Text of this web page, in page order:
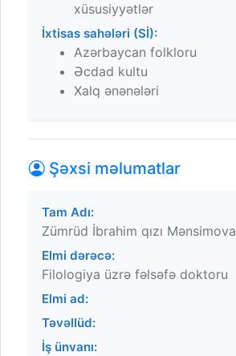
xüsusiyyətlər
İxtisas sahələri (Sİ):
Azərbaycan folkloru
Əcdad kultu
Xalq ənənələri
Şəxsi məlumatlar
Tam Adı:
Zümrüd İbrahim qızı Mənsimova
Elmi dərəcə:
Filologiya üzrə fəlsəfə doktoru
Elmi ad:
Təvəllüd:
İş ünvanı: